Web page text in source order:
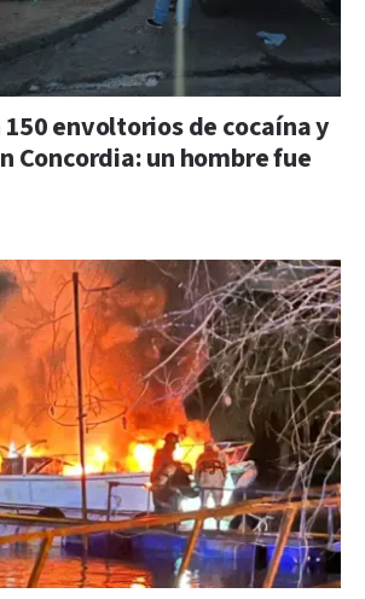
envoltorios de cocaína y
Concordia: un hombre fue